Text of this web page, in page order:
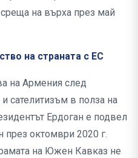
на върха през май
на страната с ЕС
на Армения след
сателитизъм в полза на
Ердоган е подвел
през октомври 2020 г.
на Южен Кавказ не